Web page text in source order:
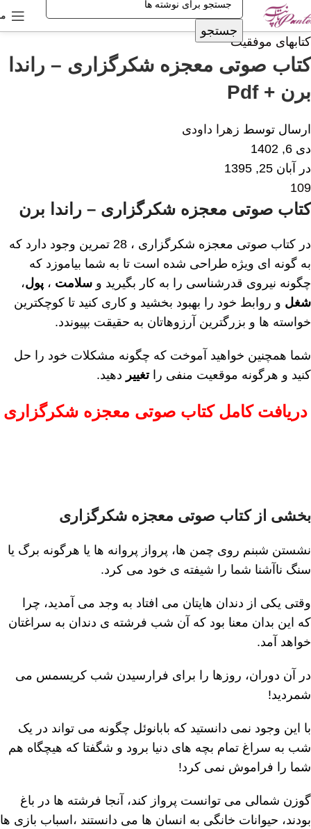
جستجو
کتابهای موفقیت
کتاب صوتی معجزه شکرگزاری – راندا
برن + Pdf
ارسال توسط زهرا داودی
دی 6, 1402
در آبان 25, 1395
109
کتاب صوتی معجزه شکرگزاری – راندا برن
در کتاب صوتی معجزه شکرگزاری ، 28 تمرین وجود دارد که
به گونه ای ویژه طراحی شده است تا به شما بیاموزد که
چگونه نیروی قدرشناسی را به کار بگیرید و سلامت ، پول،
شغل و روابط خود را بهبود بخشید و کاری کنید تا کوچکترین
خواسته ها و بزرگترین آرزوهاتان به حقیقت بپیوندد.
شما همچنین خواهید آموخت که چگونه مشکلات خود را حل
کنید و هرگونه موقعیت منفی راتغییر دهید.
دریافت کامل کتاب صوتی معجزه شکرگزاری
بخشی از کتاب صوتی معجزه شکرگزاری
نشستن شبنم روی چمن ھا، پرواز پروانه ھا یا ھرگونه برگ یا
سنگ ناآشنا شما را شیفته ی خود می کرد.
وقتی یکی از دندان ھایتان می افتاد به وجد می آمدید، چرا
که این بدان معنا بود که آن شب فرشته ی دندان به سراغتان
خواھد آمد.
در آن دوران، روزھا را برای فرارسیدن شب کریسمس می
شمردید!
با این وجود نمی دانستید که بابانوئل چگونه می تواند در یک
شب به سراغ تمام بچه ھای دنیا برود و شگفتا که ھیچگاه ھم
شما را فراموش نمی کرد!
گوزن شمالی می توانست پرواز کند، آنجا فرشته ھا در باغ
بودند، حیوانات خانگی به انسان ھا می دانستند ،اسباب بازی ھا